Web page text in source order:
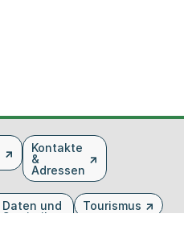
Kontakte
&
Adressen
Daten und
Statistiken
Tourismus